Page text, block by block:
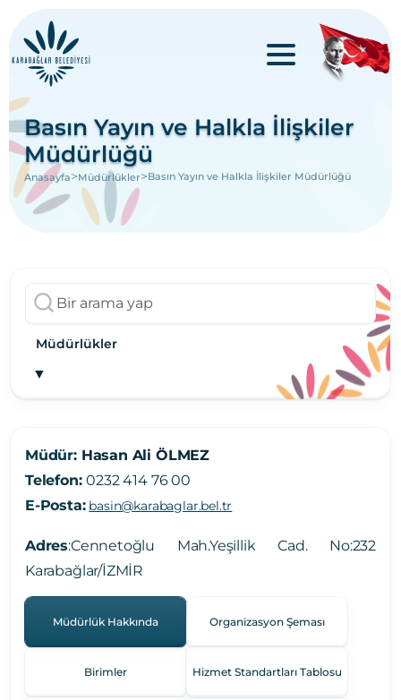
Basın Yayın ve Halkla İlişkiler
Müdürlüğü
Anasayfa>Müdürlükler>Basın Yayın ve Halkla İlişkiler Müdürlüğü
Müdürlükler
▼
Müdür: Hasan Ali ÖLMEZ
Telefon:0232 414 76 00
E-Posta: basin@karabaglar.bel.tr
Adres:Cennetoğlu Mah.Yeşillik Cad. No:232
Karabağlar/İZMİR
Müdürlük Hakkında Organizasyon Şeması
Birimler Hizmet Standartları Tablosu